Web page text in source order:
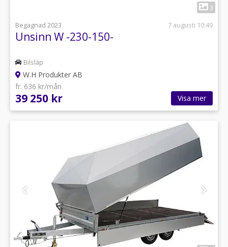
3
Begagnad 2023
7 augusti 10:49
Unsinn W -230-150-
Bilsläp
W.H Produkter AB
fr. 636 kr/mån
39 250 kr Visa mer